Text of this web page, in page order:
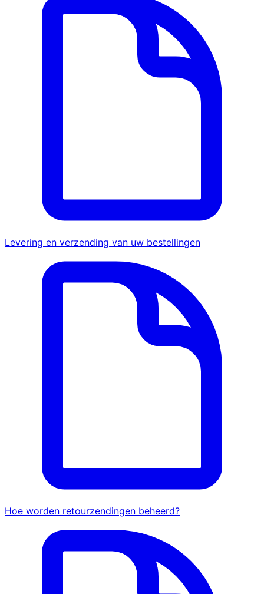
Levering en verzending van uw bestellingen
Hoe worden retourzendingen beheerd?